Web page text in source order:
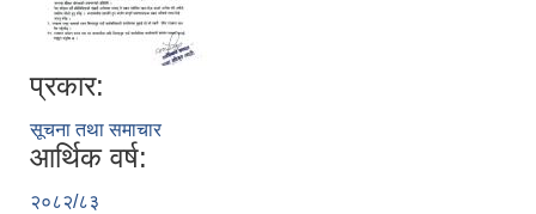
प्रकार:
सूचना तथा समाचार
आर्थिक वर्ष:
२०८२/८३